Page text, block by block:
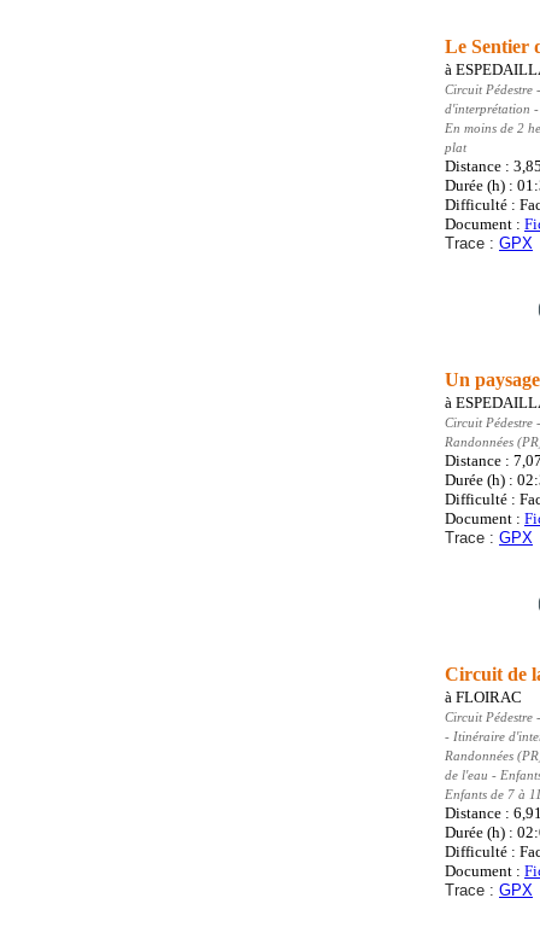
Le Sentier
à
Circuit Pédestre
d'interprétation -
En moins de 2
plat
Distance :
Durée (h) :
Difficulté :
Document :
Trace : GPX
Un
à
Circuit Pédestre
Randonnées
Distance :
Durée (h) :
Difficulté :
Document :
Trace : GPX
Circuit de
à FLOIRAC
Circuit Pédestre
- Itinéraire
Randonnées
de l'eau -
Enfants de 7 à
Distance :
Durée (h) :
Difficulté :
Document :
Trace : GPX